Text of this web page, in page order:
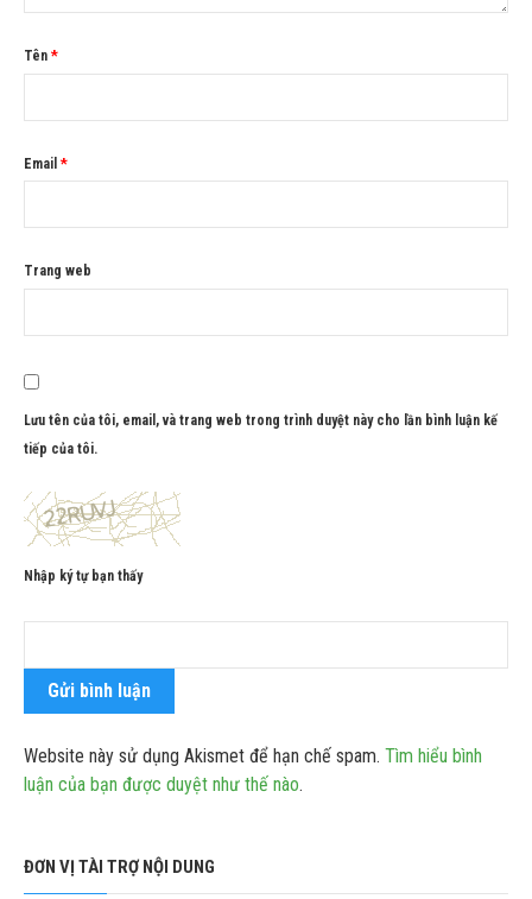
Tên *
Email *
Trang web
Lưu tên của tôi, email, và trang web trong trình duyệt này cho lần bình luận kế
tiếp của tôi.
Nhập ký tự bạn thấy
Website này sử dụng Akismet để hạn chế spam. Tìm hiểu bình
luận của bạn được duyệt như thế nào.
ĐƠN VỊ TÀI TRỢ NỘI DUNG